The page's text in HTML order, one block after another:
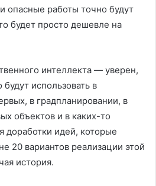
опасные работы точно будут
будет просто дешевле на
интеллекта — уверен,
будут использовать в
в градпланировании, в
объектов и в каких-то
доработки идей, которые
20 вариантов реализации этой
история.